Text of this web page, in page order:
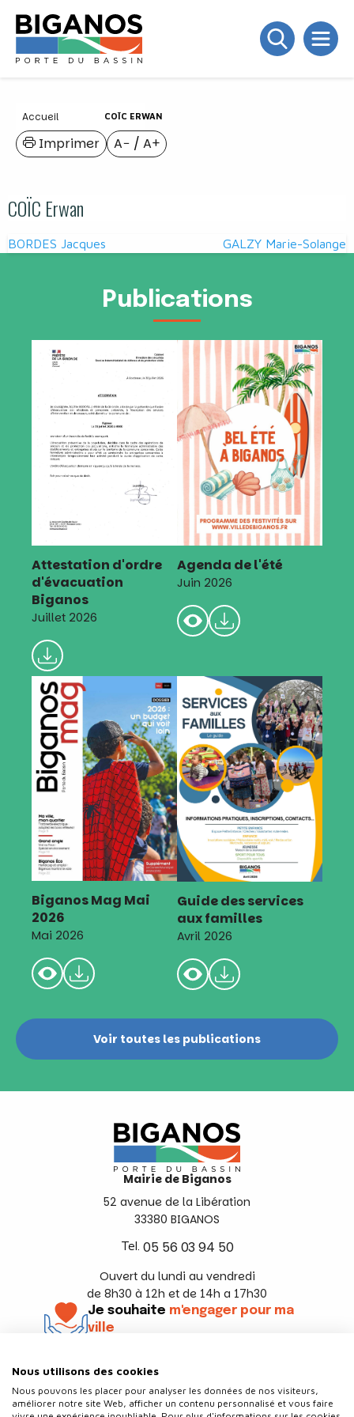
Accueil COÏC ERWAN
A− / A+
Imprimer
COÏC Erwan
Navigation
BORDES Jacques GALZY Marie-Solange
Publications
Attestation d'ordre
d'évacuation
Biganos
Juillet 2026
Agenda de l'été
Juin 2026
Biganos Mag Mai
2026
Mai 2026
Guide des services
aux familles
Avril 2026
Voir toutes les publications
Mairie de Biganos
52 avenue de la Libération
33380 BIGANOS
Tel. 05 56 03 94 50
Ouvert du lundi au vendredi
de 8h30 à 12h et de 14h a 17h30
Je souhaite m'engager pour ma
ville
Nous utilisons des cookies
Nous pouvons les placer pour analyser les données de nos visiteurs,
améliorer notre site Web, afficher un contenu personnalisé et vous faire